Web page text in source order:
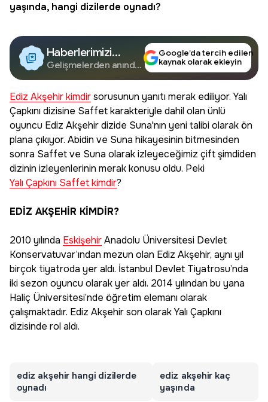
yaşında, hangi dizilerde oynadı?
Haberlerimizi
Google'da Takip
Edin
Gelişmelerden anında
Google’da tercih edilen
kaynak olarak ekleyin
Ediz Akşehir kimdirsorusunun yanıtı merak ediliyor. Yalı
Çapkını dizisine Saffet karakteriyle dahil olan ünlü
oyuncu Ediz Akşehir dizide Suna'nın yeni talibi olarak ön
plana çıkıyor. Abidin ve Suna hikayesinin bitmesinden
sonra Saffet ve Suna olarak izleyeceğimiz çift şimdiden
dizinin izleyenlerinin merak konusu oldu. Peki
Yalı Çapkını Saffet kimdir?
EDİZ AKŞEHİR KİMDİR?
2010 yılında EskişehirAnadolu Üniversitesi Devlet
Konservatuvar’ından mezun olan Ediz Akşehir, aynı yıl
birçok tiyatroda yer aldı. İstanbul Devlet Tiyatrosu’nda
iki sezon oyuncu olarak yer aldı. 2014 yılından bu yana
Haliç Üniversitesi’nde öğretim elemanı olarak
çalışmaktadır. Ediz Akşehir son olarak Yalı Çapkını
dizisinde rol aldı.
ediz akşehir hangi dizilerde
oynadı
ediz akşehir kaç
yaşında